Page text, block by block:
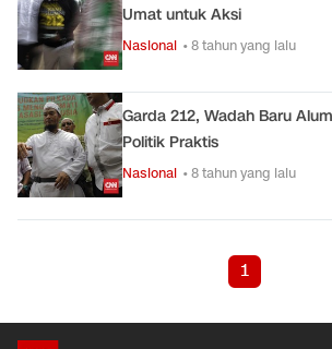
Umat untuk Aksi
Nasional • 8 tahun yang lalu
Garda 212, Wadah Baru
Politik Praktis
Nasional • 8 tahun yang lalu
1